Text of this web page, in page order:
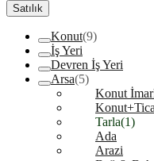
Satılık
Konut(9)
İş Yeri
Devren İş Yeri
Arsa(5)
Konut
Tarla(1)
Ada
Arazi